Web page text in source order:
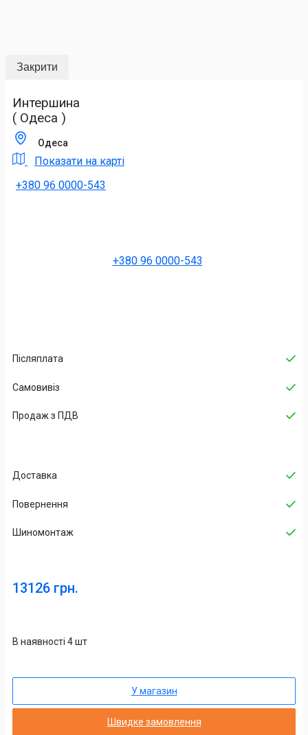
Закрити
Интершина
( Одеса )
Одеса
Показати на карті
+380 96 0000-543
+380 96 0000-543
Післяплата
Самовивіз
Продаж з ПДВ
Доставка
Повернення
Шиномонтаж
13126 грн.
В наявності 4 шт
У магазин
Швидке замовлення